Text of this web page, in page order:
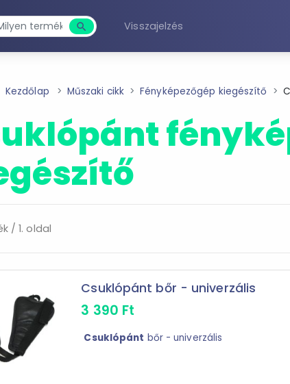
search
Keresés
Visszajelzés
Kezdőlap Műszaki cikk Fényképezőgép kiegészítő
/ 1. oldal
Csuklópánt bőr - univerzális
3 390 Ft
Csuklópánt bőr - univerzális